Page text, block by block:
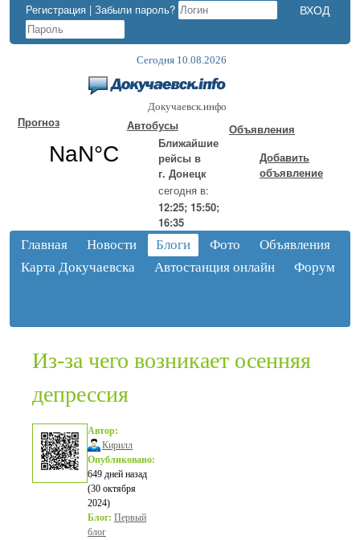
Регистрация | Забыли пароль?
Сегодня 10.08.2026
Докучаевск.инфо
Прогноз
Автобусы
Ближайшие
рейсы в
г. Донецк
сегодня в:
12:25; 15:50;
16:35
Объявления
Добавить
объявление
Главная Новости Блоги Фото
Объявления
Карта Докучаевска
Автостанция онлайн Форум
Из-за чего возникает осенняя
депрессия
Автор:
Кирилл
Опубликовано:
649 дней назад
(30 октября
2024)
Блог: Первый
блог